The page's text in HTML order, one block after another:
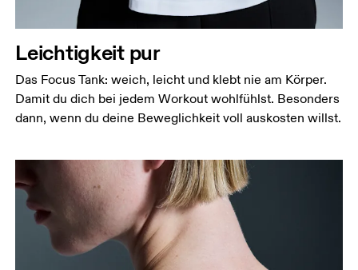
Hüfte
Miss um die breiteste Stelle deiner Hüfte herum.
Leichtigkeit pur
Das Focus Tank: weich, leicht und klebt nie am Körper.
Damit du dich bei jedem Workout wohlfühlst. Besonders
dann, wenn du deine Beweglichkeit voll auskosten willst.